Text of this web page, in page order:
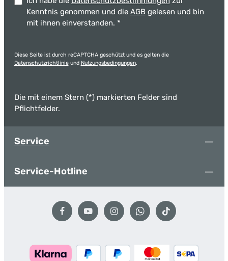
Kenntnis genommen und die AGB gelesen und bin
mit ihnen einverstanden. *
Diese Seite ist durch reCAPTCHA geschützt und es gelten die
Datenschutzrichtlinieund Nutzungsbedingungen.
Die mit einem Stern (*) markierten Felder sind
Pflichtfelder.
Service
Service-Hotline